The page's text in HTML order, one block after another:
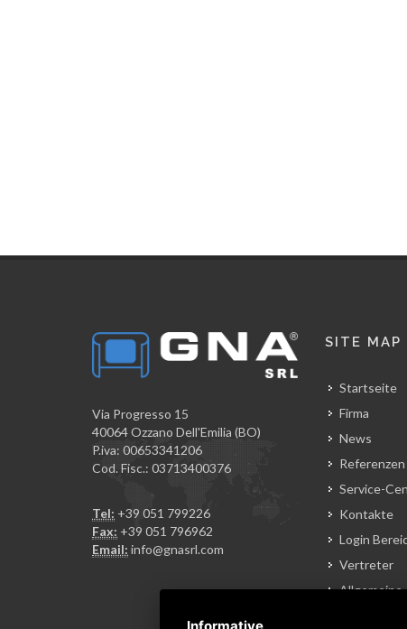
Via Progresso 15
40064 Ozzano Dell'Emilia (BO)
P.iva: 00653341206
Cod. Fisc.: 03713400376
Tel: +39 051 799226
Fax: +39 051 796962
Email: info@gnasrl.com
SITE MAP
Startseite
Firma
News
Referenzen
Service-
Kontakte
Login
Vertreter
Allgemeine